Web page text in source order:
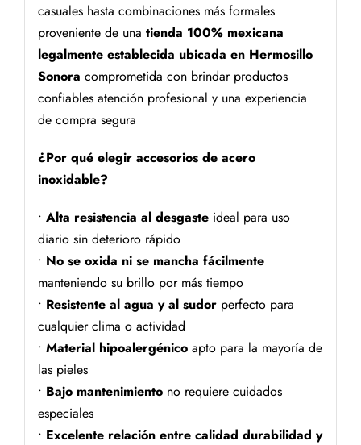
casuales hasta combinaciones más formales
proveniente de una tienda 100% mexicana
legalmente establecida ubicada en Hermosillo
Sonora comprometida con brindar productos
confiables atención profesional y una experiencia
de compra segura
¿Por qué elegir accesorios de acero
inoxidable?
• Alta resistencia al desgasteideal para uso
diario sin deterioro rápido
• No se oxida ni se mancha fácilmente
manteniendo su brillo por más tiempo
• Resistente al agua y al sudorperfecto para
cualquier clima o actividad
• Material hipoalergénicoapto para la mayoría de
las pieles
• Bajo mantenimientono requiere cuidados
especiales
• Excelente relación entre calidad durabilidad y